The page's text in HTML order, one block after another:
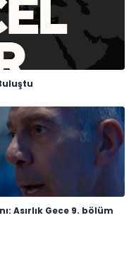
Asırlık Gece 9. bölüm